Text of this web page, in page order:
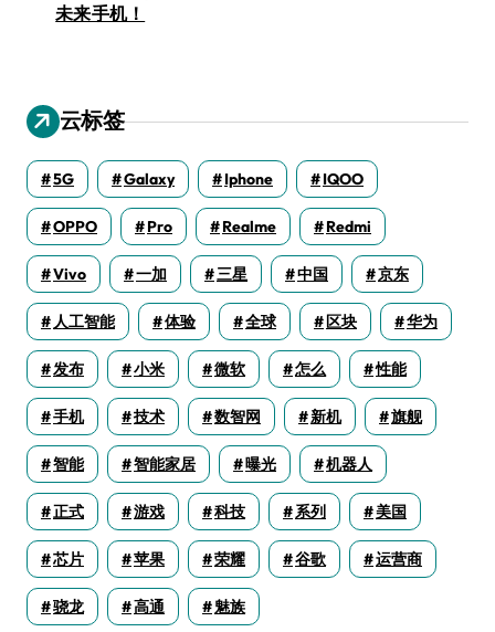
未来手机！
云标签
5G Galaxy Iphone IQOO
OPPO Pro Realme Redmi
Vivo 一加 三星 中国 京东
人工智能 体验 全球 区块 华为
发布 小米 微软 怎么 性能
手机 技术 数智网 新机 旗舰
智能 智能家居 曝光 机器人
正式 游戏 科技 系列 美国
芯片 苹果 荣耀 谷歌 运营商
骁龙 高通 魅族